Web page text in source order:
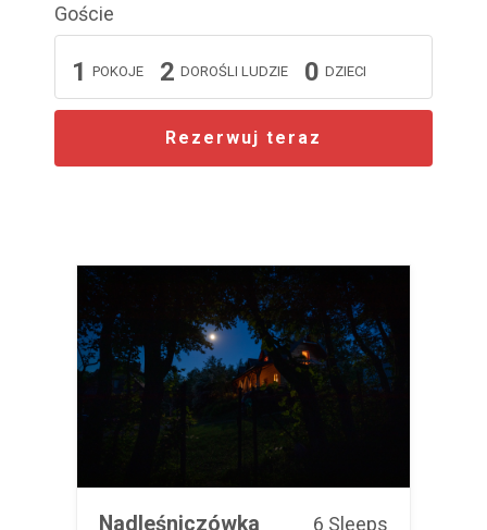
Goście
POKOJE
1 DOROŚLI LUDZIE
2 DZIECI
0
Nadleśniczówka 6 Sleeps